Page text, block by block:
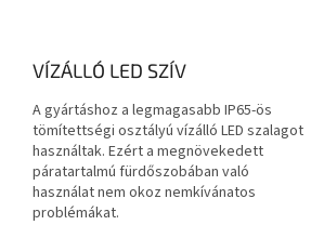
VÍZÁLLÓ LED SZÍV
A gyártáshoz a legmagasabb IP65-ös
tömítettségi osztályú vízálló LED szalagot
használtak. Ezért a megnövekedett
páratartalmú fürdőszobában való
használat nem okoz nemkívánatos
problémákat.